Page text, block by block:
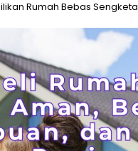
Rumah Bebas Sengketa